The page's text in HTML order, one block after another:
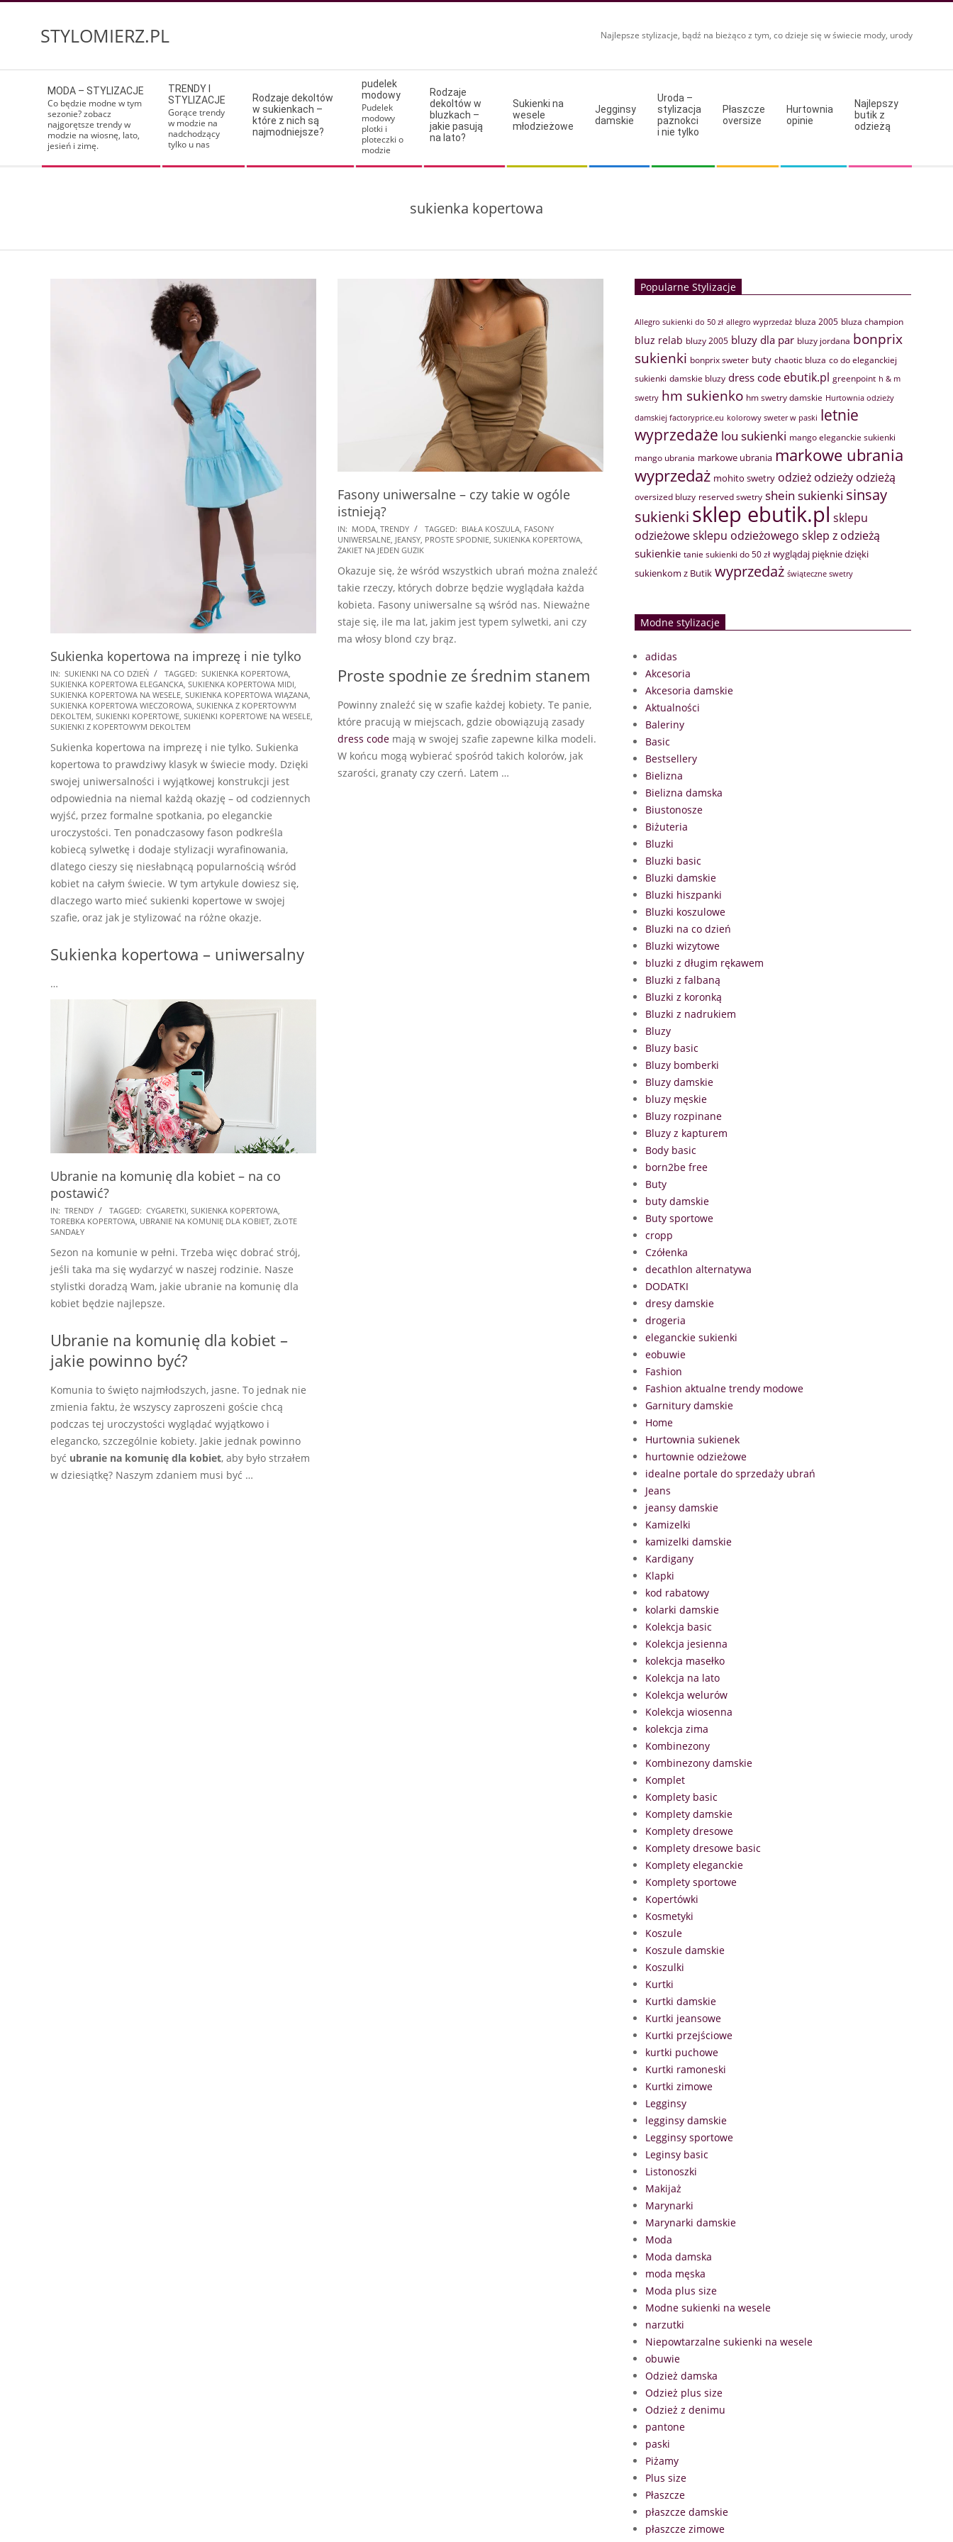
STYLOMIERZ.PL Najlepsze stylizacje, bądź na bieżąco z tym, co dzieje się w świecie mody, urody
Navigation
Menu
MODA – STYLIZACJE
Co będzie modne w tym
sezonie? zobacz
najgorętsze trendy w
modzie na wiosnę, lato,
jesień i zimę.
TRENDY I
STYLIZACJE
Gorące trendy
w modzie na
nadchodzący
tylko u nas
Rodzaje dekoltów
w sukienkach –
które z nich są
najmodniejsze?
pudelek
modowy
Pudelek
modowy
plotki i
ploteczki o
modzie
Rodzaje
dekoltów w
bluzkach –
jakie pasują
na lato?
Sukienki na
wesele
młodzieżowe
Jegginsy
damskie
Uroda –
stylizacja
paznokci
i nie tylko
Płaszcze
oversize
Hurtownia
opinie
Najlepszy
butik z
odzieżą
sukienka kopertowa
Sukienka kopertowa na imprezę i nie tylko
2025-
01-
21
IN: SUKIENKI NA CO DZIEŃ TAGGED: SUKIENKA KOPERTOWA,
SUKIENKA KOPERTOWA ELEGANCKA, SUKIENKA KOPERTOWA MIDI,
SUKIENKA KOPERTOWA NA WESELE, SUKIENKA KOPERTOWA WIĄZANA,
SUKIENKA KOPERTOWA WIECZOROWA, SUKIENKA Z KOPERTOWYM
DEKOLTEM, SUKIENKI KOPERTOWE, SUKIENKI KOPERTOWE NA WESELE,
SUKIENKI Z KOPERTOWYM DEKOLTEM
Sukienka kopertowa na imprezę i nie tylko. Sukienka
kopertowa to prawdziwy klasyk w świecie mody. Dzięki
swojej uniwersalności i wyjątkowej konstrukcji jest
odpowiednia na niemal każdą okazję – od codziennych
wyjść, przez formalne spotkania, po eleganckie
uroczystości. Ten ponadczasowy fason podkreśla
kobiecą sylwetkę i dodaje stylizacji wyrafinowania,
dlatego cieszy się niesłabnącą popularnością wśród
kobiet na całym świecie. W tym artykule dowiesz się,
dlaczego warto mieć sukienki kopertowe w swojej
szafie, oraz jak je stylizować na różne okazje.
Sukienka kopertowa – uniwersalny
…
Fasony uniwersalne – czy takie w ogóle
istnieją?
2018-
05-
IN: MODA TRENDY TAGGED: BIAŁA KOSZULA FASONY
UNIWERSALNE JEANSY PROSTE SPODNIE SUKIENKA KOPERTOWA
ŻAKIET NA JEDEN GUZIK
Okazuje się, że wśród wszystkich ubrań można znaleźć
takie rzeczy, których dobrze będzie wyglądała każda
kobieta. Fasony uniwersalne są wśród nas. Nieważne
staje się, ile ma lat, jakim jest typem sylwetki, ani czy
ma włosy blond czy brąz.
Proste spodnie ze średnim stanem
Powinny znaleźć się w szafie każdej kobiety. Te panie,
które pracują w miejscach, gdzie obowiązują zasady
dress code mają w swojej szafie zapewne kilka modeli.
W końcu mogą wybierać spośród takich kolorów, jak
szarości, granaty czy czerń. Latem …
Ubranie na komunię dla kobiet – na co
postawić?
2018-
05-
IN: TRENDY TAGGED: CYGARETKI, SUKIENKA KOPERTOWA,
TOREBKA KOPERTOWA, UBRANIE NA KOMUNIĘ DLA KOBIET, ZŁOTE
SANDAŁY
Sezon na komunie w pełni. Trzeba więc dobrać strój,
jeśli taka ma się wydarzyć w naszej rodzinie. Nasze
stylistki doradzą Wam, jakie ubranie na komunię dla
kobiet będzie najlepsze.
Ubranie na komunię dla kobiet –
jakie powinno być?
Komunia to święto najmłodszych, jasne. To jednak nie
zmienia faktu, że wszyscy zaproszeni goście chcą
podczas tej uroczystości wyglądać wyjątkowo i
elegancko, szczególnie kobiety. Jakie jednak powinno
być ubranie na komunię dla kobiet, aby było strzałem
w dziesiątkę? Naszym zdaniem musi być …
Popularne Stylizacje
Allegro sukienki do 50 zł allegro wyprzedaż bluza 2005 bluza champion
bluz relab bluzy 2005 bluzy dla par bluzy jordana bonprix
sukienki bonprix sweter buty chaotic bluza co do eleganckiej
sukienki damskie bluzy dress code ebutik.pl greenpoint h & m
swetry hm sukienko hm swetry damskie Hurtownia odzieży
damskiej factoryprice.eu kolorowy sweter w paski letnie
wyprzedaże lou sukienki mango eleganckie sukienki
mango ubrania markowe ubrania markowe ubrania
wyprzedaż mohito swetry odzież odzieży odzieżą
oversized bluzy reserved swetry shein sukienki sinsay
sukienki sklep ebutik.pl sklepu
odzieżowesklepu odzieżowego sklep z odzieżą
sukienkie tanie sukienki do 50 zł wyglądaj pięknie dzięki
sukienkom z Butik wyprzedaż świąteczne swetry
Modne stylizacje
adidas
Akcesoria
Akcesoria damskie
Aktualności
Baleriny
Basic
Bestsellery
Bielizna
Bielizna damska
Biustonosze
Biżuteria
Bluzki
Bluzki basic
Bluzki damskie
Bluzki hiszpanki
Bluzki koszulowe
Bluzki na co dzień
Bluzki wizytowe
bluzki z długim rękawem
Bluzki z falbaną
Bluzki z koronką
Bluzki z nadrukiem
Bluzy
Bluzy basic
Bluzy bomberki
Bluzy damskie
bluzy męskie
Bluzy rozpinane
Bluzy z kapturem
Body basic
born2be free
Buty
buty damskie
Buty sportowe
cropp
Czółenka
decathlon alternatywa
DODATKI
dresy damskie
drogeria
eleganckie sukienki
eobuwie
Fashion
Fashion aktualne trendy modowe
Garnitury damskie
Home
Hurtownia sukienek
hurtownie odzieżowe
idealne portale do sprzedaży ubrań
Jeans
jeansy damskie
Kamizelki
kamizelki damskie
Kardigany
Klapki
kod rabatowy
kolarki damskie
Kolekcja basic
Kolekcja jesienna
kolekcja masełko
Kolekcja na lato
Kolekcja welurów
Kolekcja wiosenna
kolekcja zima
Kombinezony
Kombinezony damskie
Komplet
Komplety basic
Komplety damskie
Komplety dresowe
Komplety dresowe basic
Komplety eleganckie
Komplety sportowe
Kopertówki
Kosmetyki
Koszule
Koszule damskie
Koszulki
Kurtki
Kurtki damskie
Kurtki jeansowe
Kurtki przejściowe
kurtki puchowe
Kurtki ramoneski
Kurtki zimowe
Legginsy
legginsy damskie
Legginsy sportowe
Leginsy basic
Listonoszki
Makijaż
Marynarki
Marynarki damskie
Moda
Moda damska
moda męska
Moda plus size
Modne sukienki na wesele
narzutki
Niepowtarzalne sukienki na wesele
obuwie
Odzież damska
Odzież plus size
Odzież z denimu
pantone
paski
Piżamy
Plus size
Płaszcze
płaszcze damskie
płaszcze zimowe